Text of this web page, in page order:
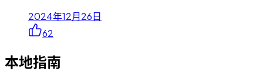
2024年12月26日
62
本地指南